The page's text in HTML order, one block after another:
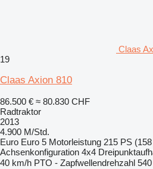
Claas
19
Claas Axion 810
86.500 € ≈ 80.830 CHF
Radtraktor
2013
4.900 M/Std.
Euro Euro 5 Motorleistung 215 PS
Achsenkonfiguration 4x4
40 km/h PTO - Zapfwellendrehzahl